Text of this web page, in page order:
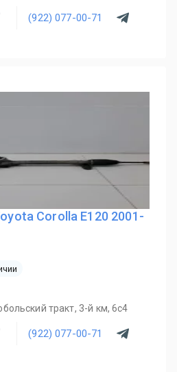
(922) 077-00-71
Corolla E120 2001-
тракт, 3-й км, 6с4
(922) 077-00-71